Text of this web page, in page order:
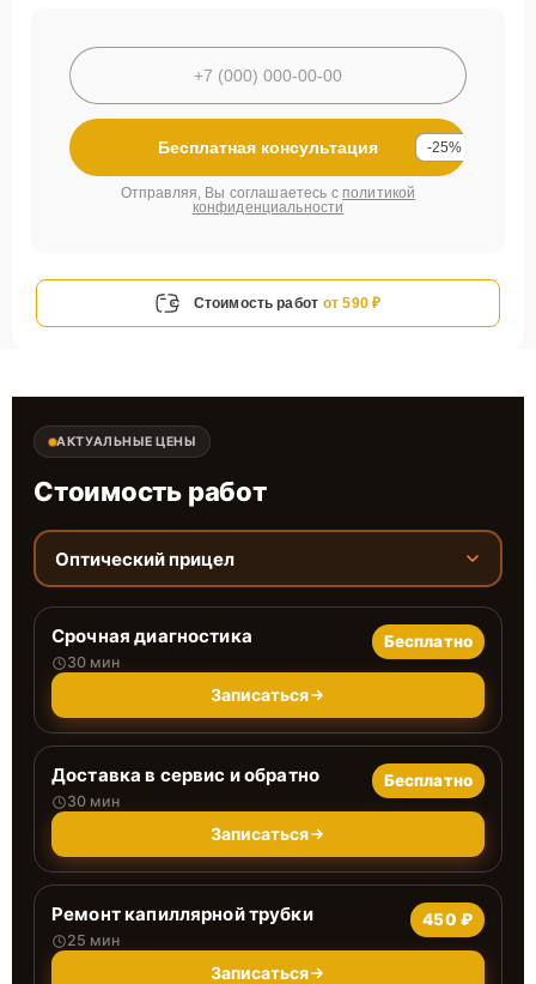
Бесплатная консультация -25%
Отправляя, Вы соглашаетесь с политикой
конфиденциальности
Стоимость работ от 590 ₽
АКТУАЛЬНЫЕ ЦЕНЫ
Стоимость работ
Оптический прицел
Срочная диагностика
30 мин
Бесплатно
Записаться
Доставка в сервис и обратно
30 мин
Бесплатно
Записаться
Ремонт капиллярной трубки
25 мин
450 ₽
Записаться